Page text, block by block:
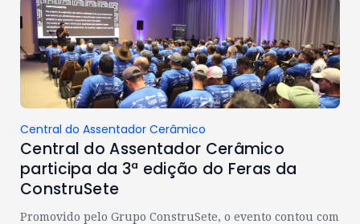
Central do Assentador Cerâmico
Central do Assentador Cerâmico
participa da 3ª edição do Feras da
ConstruSete
Promovido pelo Grupo ConstruSete, o evento contou com